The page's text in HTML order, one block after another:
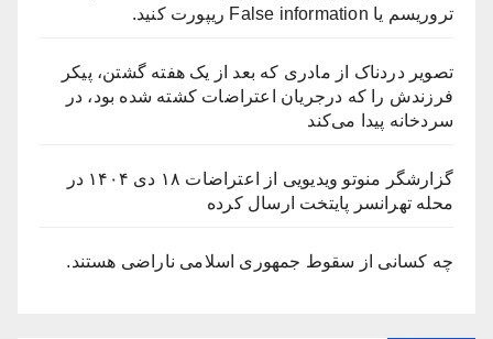
تروریسم یا False information ریپورت کنید.
تصویر دردناک از مادری که بعد از یک هفته گشتن، پیکر
فرزندش را که درجریان اعتراضات کشته شده بود، در
سردخانه پیدا می‌کند
گزارشگر منوتو ویدیویی از اعتراضات ۱۸ دی ۱۴۰۴ در
محله تهرانسر پایتخت ارسال کرده
چه کسانی از سقوط جمهوری اسلامی ناراضی هستند.